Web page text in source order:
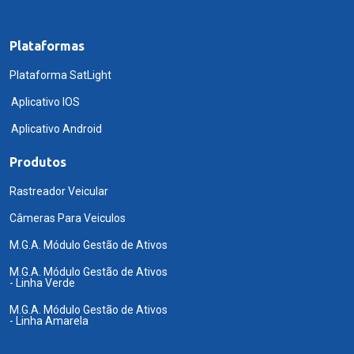
Plataformas
Plataforma SatLight
Aplicativo IOS
Aplicativo Android
Produtos
Rastreador Veicular
Câmeras Para Veiculos
M.G.A. Módulo Gestão de Ativos
M.G.A. Módulo Gestão de Ativos
- Linha Verde
M.G.A. Módulo Gestão de Ativos
- Linha Amarela